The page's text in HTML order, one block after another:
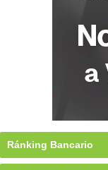
Ránking Bancario